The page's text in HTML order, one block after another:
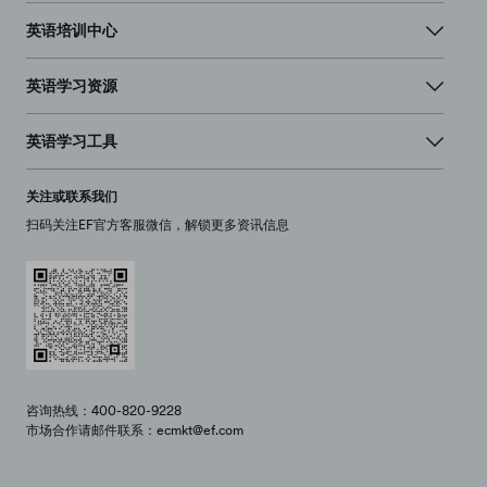
英语培训中心
英语学习资源
英语学习工具
关注或联系我们
扫码关注EF官方客服微信，解锁更多资讯信息
咨询热线：400-820-9228
市场合作请邮件联系：ecmkt@ef.com